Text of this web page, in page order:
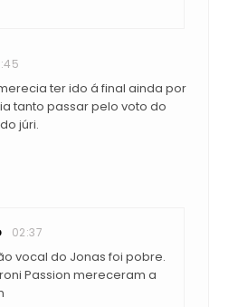
ter ido á final ainda por
tanto passar pelo voto do
júri.
02:37
vocal do Jonas foi pobre.
Passion mereceram a